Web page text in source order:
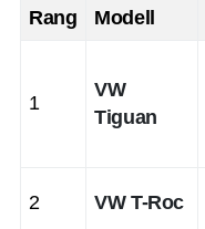
Rang Modell
1
VW
Tiguan
2 VW T-Roc